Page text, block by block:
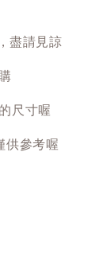
盡請見諒
尺寸喔
供參考喔